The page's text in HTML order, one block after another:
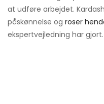
at udføre arbejdet.
påskønnelse og roser
ekspertvejledning har gjort.